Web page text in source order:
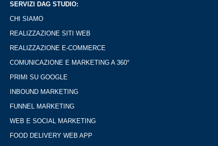
SERVIZI DAG STUDIO:
CHI SIAMO
REALIZZAZIONE SITI WEB
REALIZZAZIONE E-COMMERCE
COMUNICAZIONE E MARKETING A 360°
PRIMI SU GOOGLE
INBOUND MARKETING
FUNNEL MARKETING
WEB E SOCIAL MARKETING
FOOD DELIVERY WEB APP